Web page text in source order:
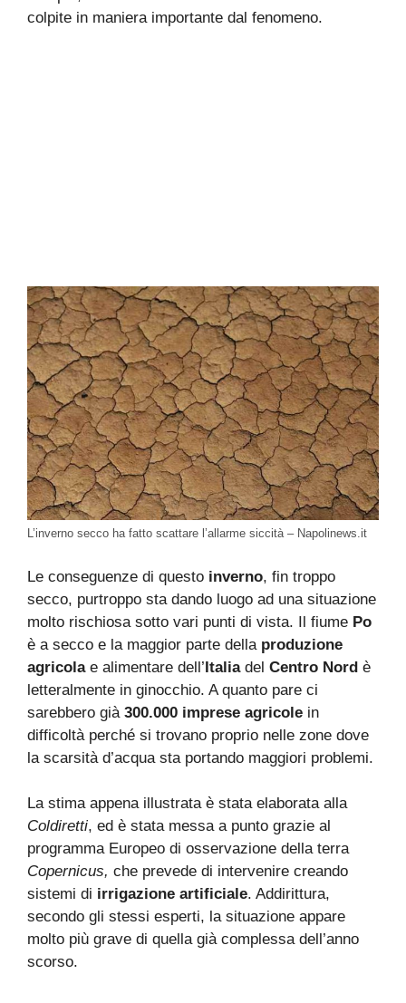
colpite in maniera importante dal fenomeno.
L’inverno secco ha fatto scattare l’allarme siccità – Napolinews.it
Le conseguenze di questo inverno, fin troppo
secco, purtroppo sta dando luogo ad una situazione
molto rischiosa sotto vari punti di vista. Il fiume Po
è a secco e la maggior parte della produzione
agricolae alimentare dell’Italiadel Centro Nord è
letteralmente in ginocchio. A quanto pare ci
sarebbero già 300.000 imprese agricole in
difficoltà perché si trovano proprio nelle zone dove
la scarsità d’acqua sta portando maggiori problemi.
La stima appena illustrata è stata elaborata alla
Coldiretti, ed è stata messa a punto grazie al
programma Europeo di osservazione della terra
Copernicus, che prevede di intervenire creando
sistemi di irrigazione artificiale. Addirittura,
secondo gli stessi esperti, la situazione appare
molto più grave di quella già complessa dell’anno
scorso.